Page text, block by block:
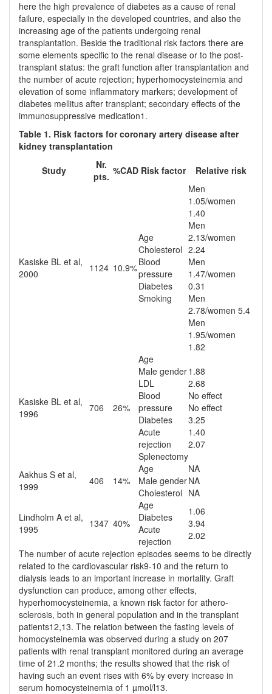
here the high prevalence of diabetes as a cause of renal
failure, especially in the developed cou­ntries, and also the
increasing age of the patients under­going renal
transplantation. Beside the traditional risk factors there are
some elements specific to the renal disease or to the post-
transplant status: the graft function after transplantation and
the number of acute rejection; hyperhomocysteinemia and
elevation of some inflammatory markers; development of
diabetes mellitus after transplant; secondary effects of the
im­munosuppressive medication1.
Table 1. Risk factors for coronary artery disease after
kidney transplantation
Study
Nr.
pts. %CAD Risk factor Relative risk
Kasiske BL et al,
2000
1124 10.9%
Age
Cholesterol
Blood
pressure
Diabetes
Smoking
Men
1.05/women
1.40
Men
2.13/women
2.24
Men
1.47/women
0.31
Men
2.78/women 5.4
Men
1.95/women
1.82
Kasiske BL et al,
1996
706 26%
Age
Male gender
LDL
Blood
pressure
Diabetes
Acute
rejection
Splenectomy
1.88
2.68
No effect
No effect
3.25
1.40
2.07
Aakhus S et al,
1999
406 14%
Age
Male gender
Cholesterol
NA
NA
NA
Lindholm A et al,
1995
1347 40%
Age
Diabetes
Acute
rejection
1.06
3.94
2.02
The number of acute rejection episodes seems to be directly
related to the cardiovascular risk9-10 and the return to
dialysis leads to an important increase in mor­ta­­lity. Graft
dysfunction can produce, among other effec­ts,
hyperhomocysteinemia, a known risk factor for athe­ro­
sclerosis, both in general population and in the trans­plant
patients12,13. The relation between the fasting levels of
homocysteinemia was observed during a study on 207
patients with renal transplant monitored during an average
time of 21.2 months; the results showed that the risk of
having such an event rises with 6% by every increase in
serum homocysteinemia of 1 µmol/l13.